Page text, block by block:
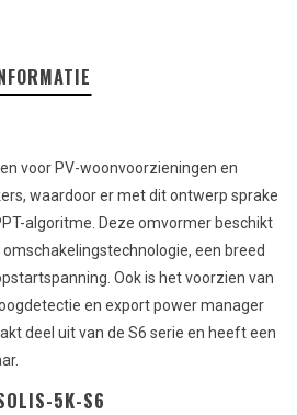
voor PV-woonvoorzieningen en
waardoor er met dit ontwerp sprake
algoritme. Deze omvormer beschikt
een breed
Ook is het voorzien van
en export power manager
deel uit van de S6 serie en heeft een
5K-S6